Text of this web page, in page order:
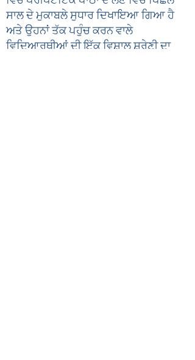
ਸਾਲ ਦੇ ਮੁਕਾਬਲੇ ਸੁਧਾਰ ਦਿਖਾਇਆ ਗਿਆ ਹੈ
ਅਤੇ ਉਹਨਾਂ ਤੱਕ ਪਹੁੰਚ ਕਰਨ ਵਾਲੇ
ਵਿਦਿਆਰਥੀਆਂ ਦੀ ਇੱਕ ਵਿਸ਼ਾਲ ਸ਼੍ਰੇਣੀ ਦਾ